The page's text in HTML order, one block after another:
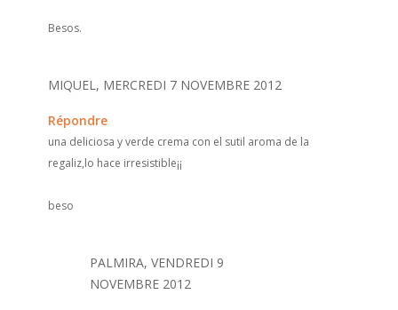
Besos.
MIQUEL, MERCREDI 7 NOVEMBRE 2012
Répondre
una deliciosa y verde crema con el sutil aroma de la
regaliz,lo hace irresistible¡¡
beso
PALMIRA, VENDREDI 9
NOVEMBRE 2012